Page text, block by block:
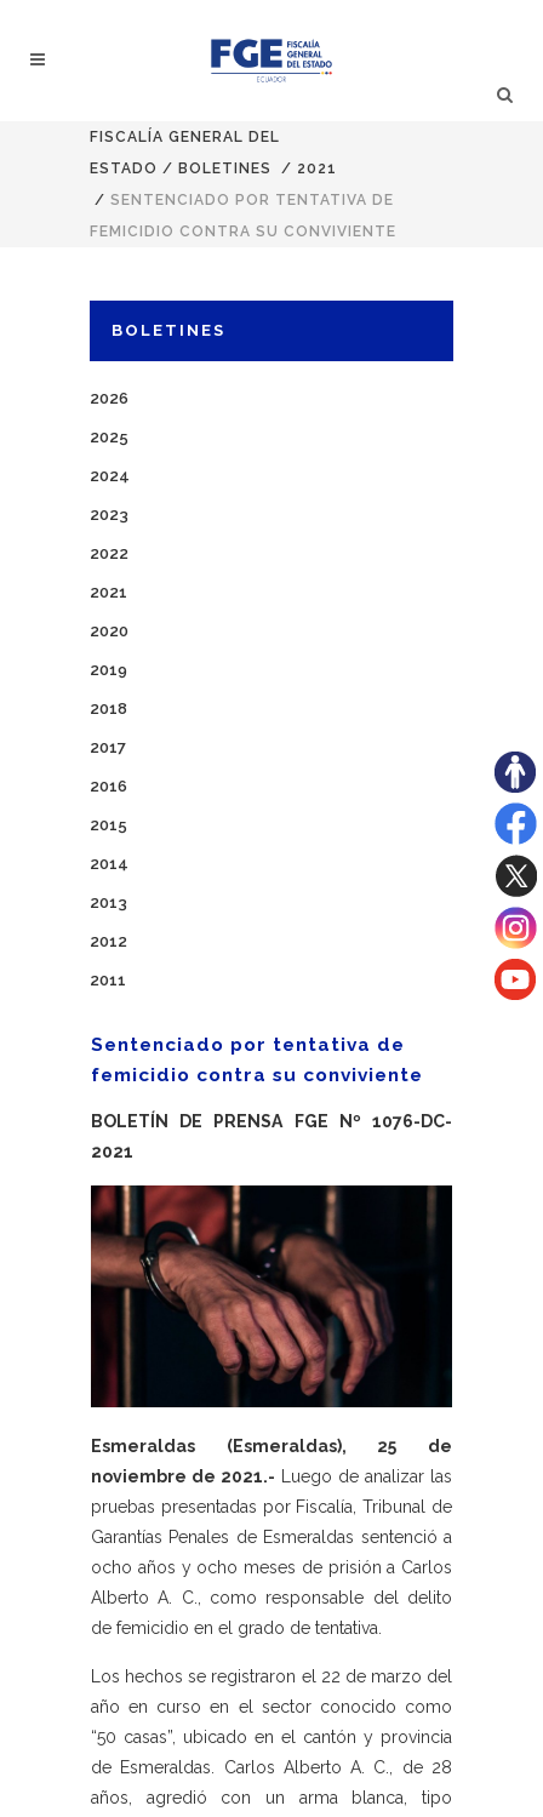
FISCALÍA GENERAL DEL
ESTADO / BOLETINES / 2021
/ SENTENCIADO POR TENTATIVA DE
FEMICIDIO CONTRA SU CONVIVIENTE
BOLETINES
2026
2025
2024
2023
2022
2021
2020
2019
2018
2017
2016
2015
2014
2013
2012
2011
Sentenciado por tentativa de
femicidio contra su conviviente
BOLETÍN DE PRENSA FGE Nº 1076-DC-
2021
Esmeraldas (Esmeraldas), 25 de
noviembre de 2021.- Luego de analizar las
pruebas presentadas por Fiscalía, Tribunal de
Garantías Penales de Esmeraldas sentenció a
ocho años y ocho meses de prisión a Carlos
Alberto A. C., como responsable del delito
de femicidio en el grado de tentativa.
Los hechos se registraron el 22 de marzo del
año en curso en el sector conocido como
“50 casas”, ubicado en el cantón y provincia
de Esmeraldas. Carlos Alberto A. C., de 28
años, agredió con un arma blanca, tipo